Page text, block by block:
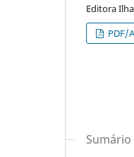
Editora
PDF/A
Sumário